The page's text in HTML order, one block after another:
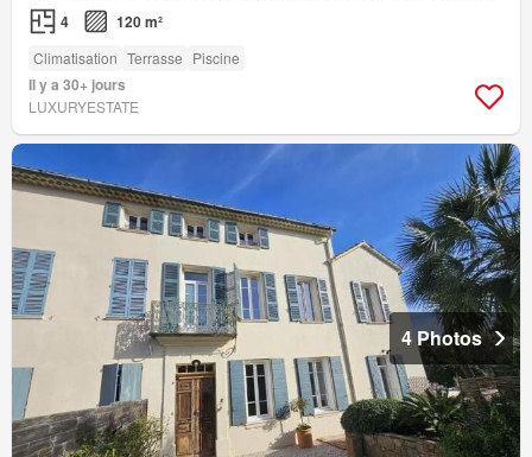
4 120 m²
Climatisation Terrasse Piscine
Il y a 30+ jours
LUXURYESTATE
4 Photos